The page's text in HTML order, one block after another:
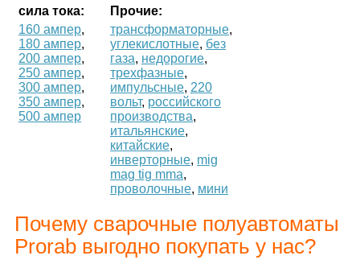
сила тока:
160 ампер,
180 ампер,
200 ампер,
250 ампер,
300 ампер,
350 ампер,
500 ампер
Прочие:
трансформаторные,
углекислотные, без
газа, недорогие,
трехфазные,
импульсные, 220
вольт, российского
производства,
итальянские,
китайские,
инверторные, mig
mag tig mma,
проволочные, мини
Почему сварочные полуавтоматы
Prorab выгодно покупать у нас?